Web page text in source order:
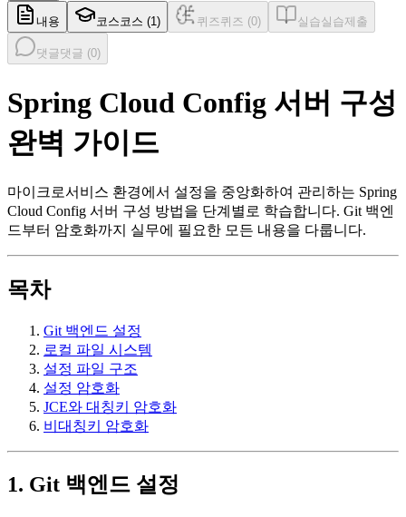
내용 코스 코스 (1 ) 퀴즈퀴즈 (0) 실습실습제출
댓글댓글 (0)
Spring Cloud Config 서버 구성
완벽 가이드
마이크로서비스 환경에서 설정을 중앙화하여 관리하는 Spring
Cloud Config 서버 구성 방법을 단계별로 학습합니다. Git 백엔
드부터 암호화까지 실무에 필요한 모든 내용을 다룹니다.
목차
Git 백엔드 설정
로컬 파일 시스템
설정 파일 구조
설정 암호화
JCE와 대칭키 암호화
비대칭키 암호화
1. Git 백엔드 설정